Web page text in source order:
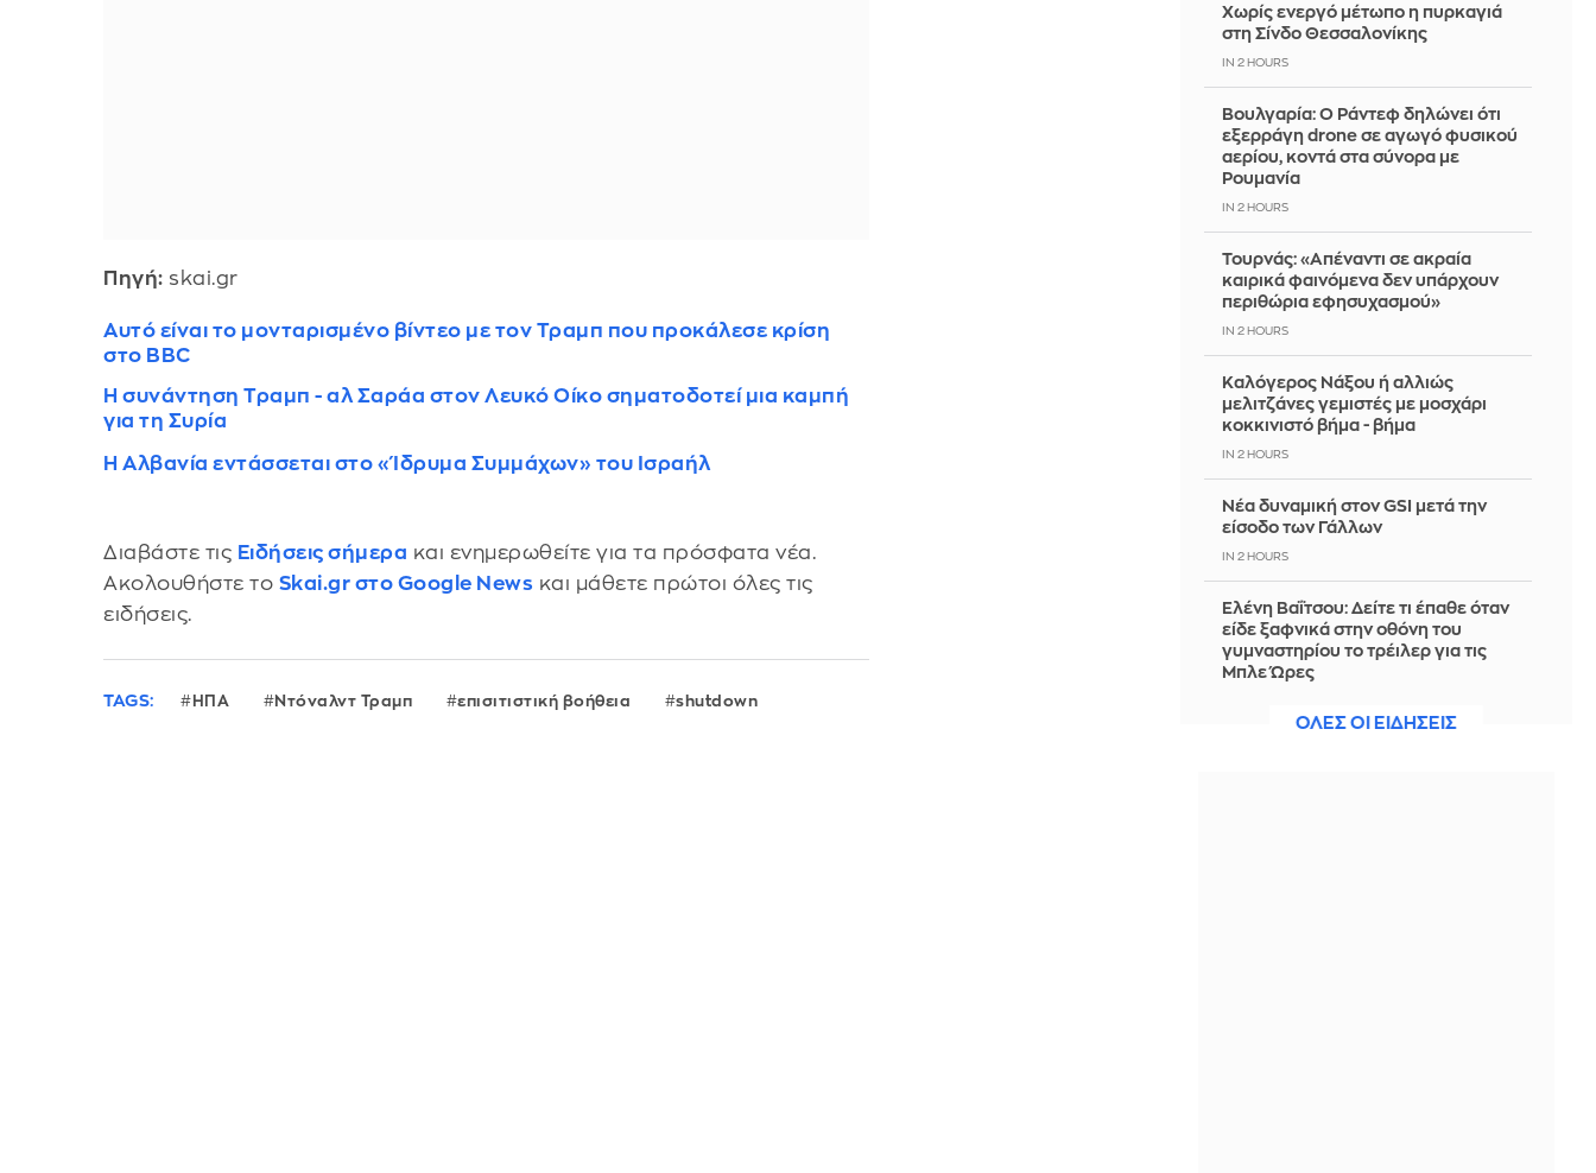
Πηγή: skai.gr
Αυτό είναι το μονταρισμένο βίντεο με τον Τραμπ που προκάλεσε κρίση
στο BBC
Η συνάντηση Τραμπ - αλ Σαράα στον Λευκό Οίκο σηματοδοτεί μια καμπή
για τη Συρία
Η Αλβανία εντάσσεται στο «Ίδρυμα Συμμάχων» του Ισραήλ
Διαβάστε τις Ειδήσεις σήμερα και ενημερωθείτε για τα πρόσφατα νέα.
Ακολουθήστε το Skai.gr στο Google News και μάθετε πρώτοι όλες τις
ειδήσεις.
TAGS: ΗΠΑ Ντόναλντ Τραμπ επισιτιστική βοήθεια shutdown
Χωρίς ενεργό μέτωπο η πυρκαγιά
στη Σίνδο Θεσσαλονίκης
IN 2 HOURS
Βουλγαρία: Ο Ράντεφ δηλώνει ότι
εξερράγη drone σε αγωγό φυσικού
αερίου, κοντά στα σύνορα με
Ρουμανία
IN 2 HOURS
Τουρνάς: «Απέναντι σε ακραία
καιρικά φαινόμενα δεν υπάρχουν
περιθώρια εφησυχασμού»
IN 2 HOURS
Καλόγερος Νάξου ή αλλιώς
μελιτζάνες γεμιστές με μοσχάρι
κοκκινιστό βήμα - βήμα
IN 2 HOURS
Νέα δυναμική στον GSI μετά την
είσοδο των Γάλλων
IN 2 HOURS
Ελένη Βαΐτσου: Δείτε τι έπαθε όταν
είδε ξαφνικά στην οθόνη του
γυμναστηρίου το τρέιλερ για τις
Μπλε Ώρες
ΟΛΕΣ ΟΙ ΕΙΔΗΣΕΙΣ